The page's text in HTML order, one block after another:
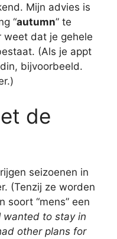
Mijn advies is
“autumn” te
weet dat je gehele
(Als je appt
bijvoorbeeld.
de
seizoenen in
(Tenzij ze worden
soort “mens” een
wanted to stay in
other plans for